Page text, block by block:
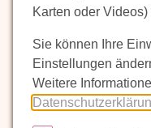
Arbeit im
Karten oder
Sie können Ihre
Einstellungen
Weitere